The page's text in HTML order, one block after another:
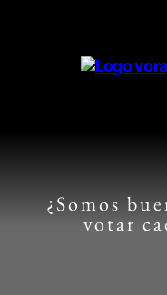
¿Somos
votar